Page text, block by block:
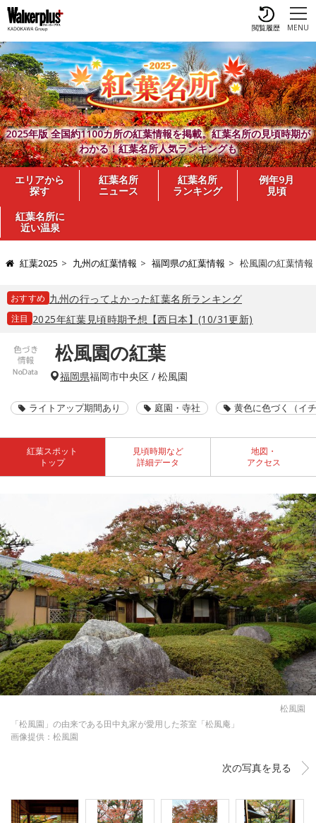
MENU
閲覧履歴
2025年版 全国約1100カ所の紅葉情報を掲載。紅葉名所の見頃時期が
わかる！紅葉名所人気ランキングも
エリアから
探す
紅葉名所
ニュース
紅葉名所
ランキング
例年9月
見頃
紅葉名所に
近い温泉
紅葉2025 九州の紅葉情報 福岡県の紅葉情報 松風園の紅葉情報
おすすめ 九州の行ってよかった紅葉名所ランキング
注目 2025年紅葉見頃時期予想【西日本】(10/31更新)
松風園の紅葉
福岡県福岡市中央区 / 松風園
ライトアップ期間あり 庭園・寺社 黄色に色づく（イ
紅葉スポット
トップ
見頃時期など
詳細データ
地図・
アクセス
松風園
「松風園」の由来である田中丸家が愛用した茶室「松風庵」
画像提供：松風園
次の写真を見る